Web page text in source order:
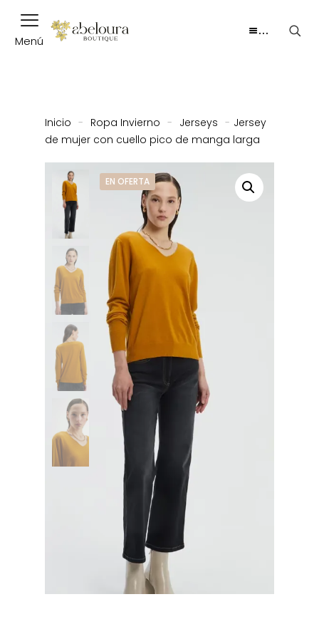
Menú
…
Inicio - Ropa Invierno - Jerseys - Jersey
de mujer con cuello pico de manga larga
EN OFERTA